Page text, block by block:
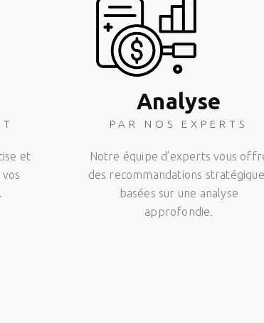
et
Analyse
PAR NOS EXPERTS
Notre équipe d’experts vous
des recommandations
basées sur une analyse
approfondie.